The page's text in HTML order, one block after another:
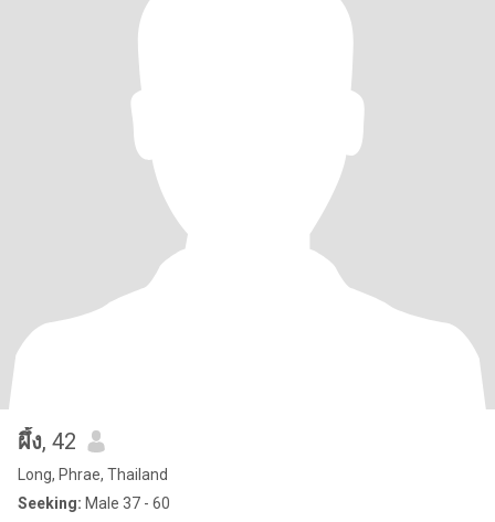
ผึ้ง, 42
Long, Phrae, Thailand
Seeking: Male 37 - 60